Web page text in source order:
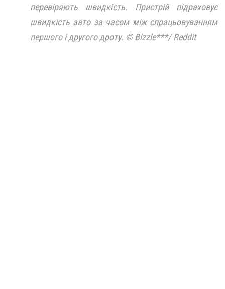
перевіряють швидкість. Пристрій підраховує
швидкість авто за часом між спрацьовуванням
першого і другого дроту. © Bizzle***/ Reddit